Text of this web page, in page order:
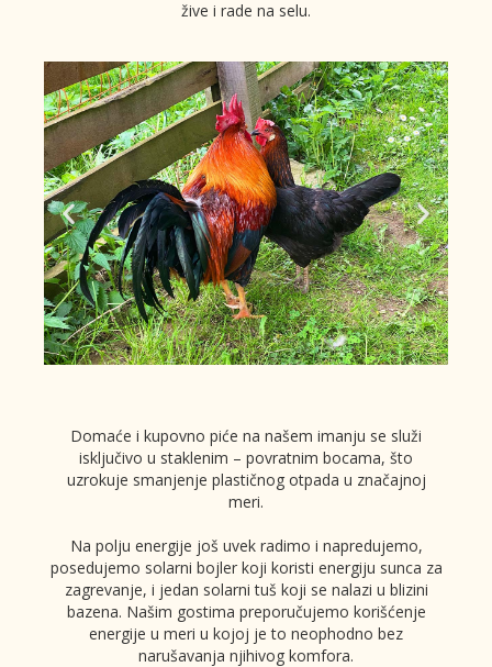
Domaće i kupovno piće na našem imanju se služi
isključivo u staklenim – povratnim bocama, što
uzrokuje smanjenje plastičnog otpada u značajnoj
meri.
Na polju energije još uvek radimo i napredujemo,
posedujemo solarni bojler koji koristi energiju sunca za
zagrevanje, i jedan solarni tuš koji se nalazi u blizini
bazena. Našim gostima preporučujemo korišćenje
energije u meri u kojoj je to neophodno bez
narušavanja njihivog komfora.